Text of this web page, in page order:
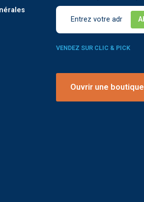
VENDEZ SUR CLIC & PICK
Ouvrir une boutique